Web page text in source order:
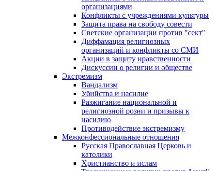
организациями
Конфликты с учреждениями культуры
Защита права на свободу совести
Светские организации против "сект"
Диффамация религиозных
организаций и конфликты со СМИ
Акции в защиту нравственности
Дискуссии о религии и обществе
Экстремизм
Вандализм
Убийства и насилие
Разжигание национальной и
религиозной розни и призывы к
насилию
Противодействие экстремизму
Межконфессиональные отношения
Русская Православная Церковь и
католики
Христианство и ислам